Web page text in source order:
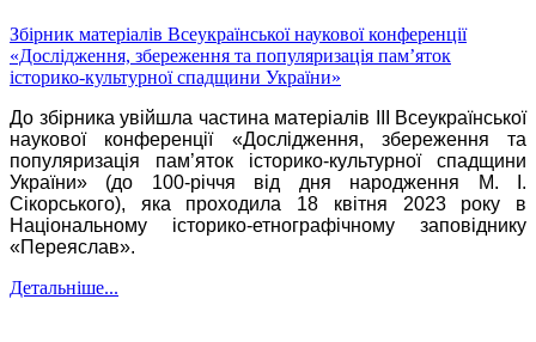
Збірник матеріалів Всеукраїнської наукової конференції
«Дослідження, збереження та популяризація пам’яток
історико-культурної спадщини України»
До збірника увійшла частина матеріалів III Всеукраїнської
наукової конференції «Дослідження, збереження та
популяризація пам’яток історико-культурної спадщини
України» (до 100-річчя від дня народження М. І.
Сікорського), яка проходила 18 квітня 2023 року в
Національному історико-етнографічному заповіднику
«Переяслав».
Детальніше...